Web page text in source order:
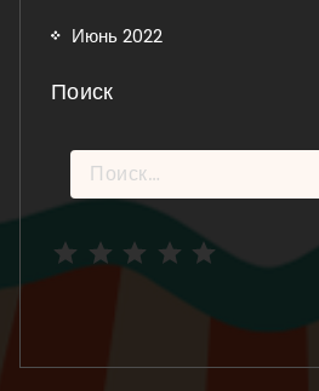
Июнь 2022
Поиск
Найти: